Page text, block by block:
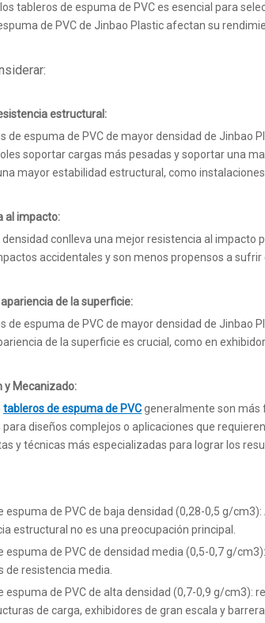
tableros de espuma de PVC es esencial para
de PVC de Jinbao Plastic afectan su
estructural:
de espuma de PVC de mayor densidad de
soportar cargas más pesadas y soportar una
mayor estabilidad estructural, como
al impacto:
conlleva una mejor resistencia al impacto
accidentales y son menos propensos a
de la superficie:
de espuma de PVC de mayor densidad de
de la superficie es crucial, como en
y Mecanizado:
tableros de espuma de PVCgeneralmente son más
diseños complejos o aplicaciones que
y técnicas más especializadas para lograr los
espuma de PVC de baja densidad (0,28-0,5 g/
estructural no es una preocupación principal.
espuma de PVC de densidad media (0,5-0,7 g/
de resistencia media.
espuma de PVC de alta densidad (0,7-0,9 g/cm3):
de carga, exhibidores de gran escala y